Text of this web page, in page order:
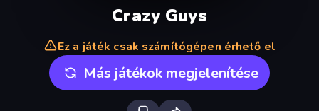
Crazy Guys
Ez a játék csak számítógépen érhető el
Más játékok megjelenítése